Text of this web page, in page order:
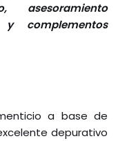
asesoramiento
complementos
a base de
depurativo